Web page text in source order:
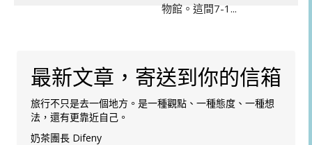
物館。這間7-1...
最新文章，寄送到你的信箱
旅行不只是去一個地方。是一種觀點、一種態度、一種想
法，還有更靠近自己。
奶茶團長 Difeny